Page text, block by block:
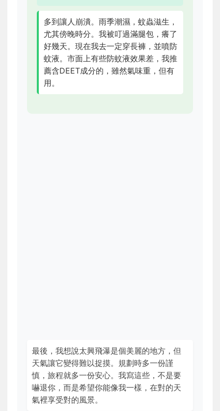
多到讓人崩潰。雨季潮濕，蚊蟲滋生，
尤其傍晚時分。我被叮過滿腿包，癢了
好幾天。現在我去一定穿長褲，並噴防
蚊液。市面上有些防蚊液效果差，我推
薦含DEET成分的，雖然氣味重，但有
用。
最後，我想說太興飛瀑是個美麗的地方，但
天氣讓它變得難以捉摸。規劃時多一份謹
慎，旅程就多一份安心。我寫這些，不是要
嚇退你，而是希望你能像我一樣，在對的天
氣裡享受對的風景。